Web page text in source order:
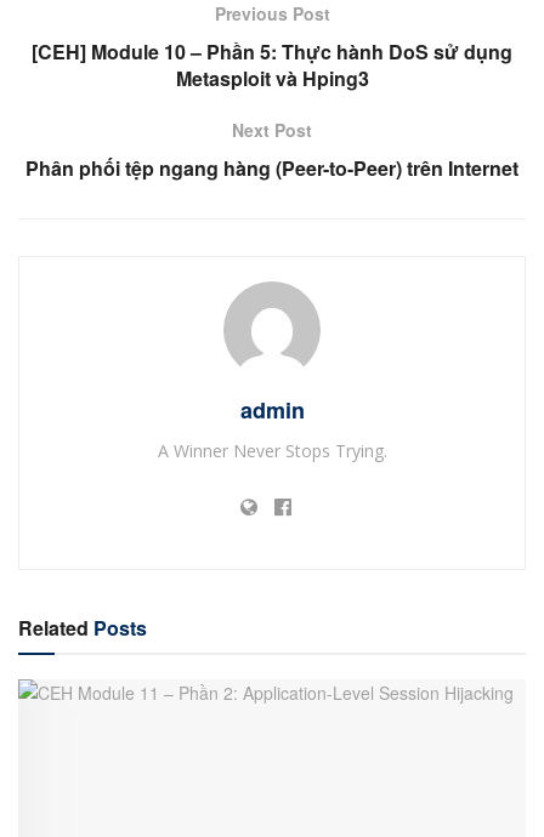
Previous Post
[CEH] Module 10 – Phần 5: Thực hành DoS sử dụng
Metasploit và Hping3
Next Post
Phân phối tệp ngang hàng (Peer-to-Peer) trên Internet
admin
A Winner Never Stops Trying.
Related Posts